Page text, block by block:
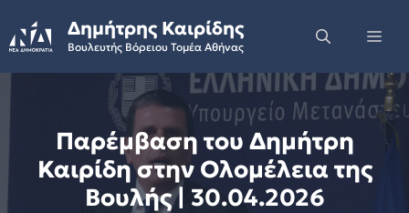
to
content
Δημήτρης Καιρίδης
Βουλευτής Βόρειου Τομέα Αθήνας
Παρέμβαση του Δημήτρη
Καιρίδη στην Ολομέλεια της
Βουλής | 30.04.2026